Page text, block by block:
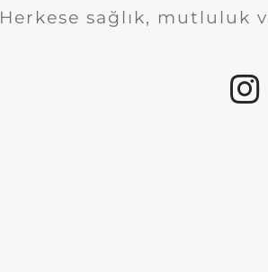
Herkese sağlık, mutluluk